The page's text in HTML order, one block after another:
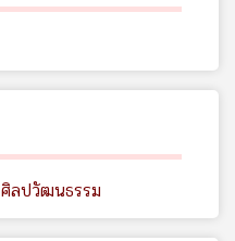
ศิลปวัฒนธรรม